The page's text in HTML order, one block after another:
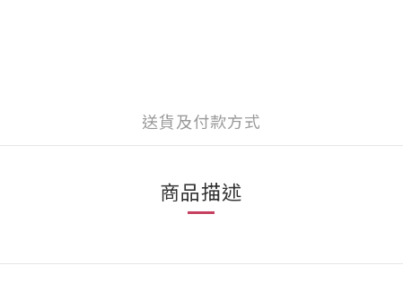
送貨及付款方式
商品描述